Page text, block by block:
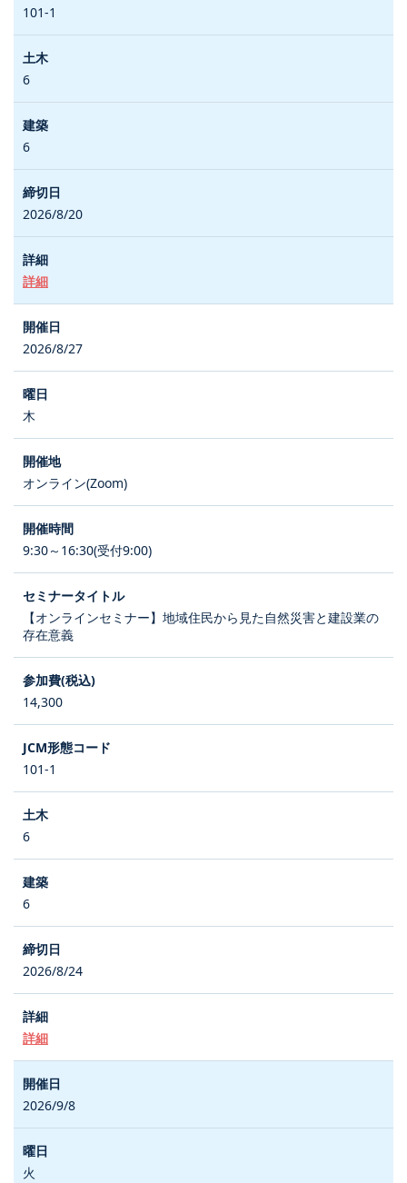
101-1
6
6
2026/8/20
詳細
2026/8/27
木
オンライン(Zoom)
9:30～16:30(受付9:00)
【オンラインセミナー】地域住民から見た自然災害と建設業の
存在意義
14,300
101-1
6
6
2026/8/24
詳細
2026/9/8
火